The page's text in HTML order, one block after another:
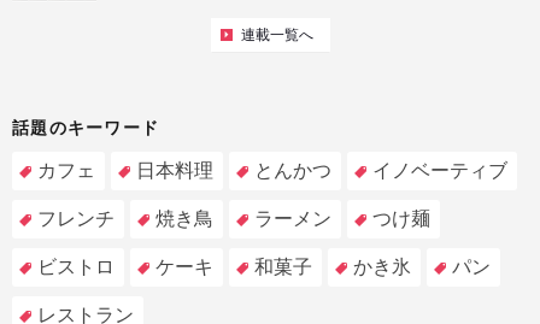
連載一覧へ
話題のキーワード
カフェ 日本料理 とんかつ イノベーティブ
フレンチ 焼き鳥 ラーメン つけ麺
ビストロ ケーキ 和菓子 かき氷 パン
レストラン